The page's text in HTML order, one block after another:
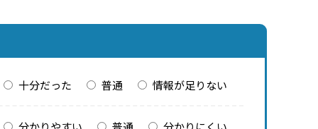
十分だった 普通 情報が足りない